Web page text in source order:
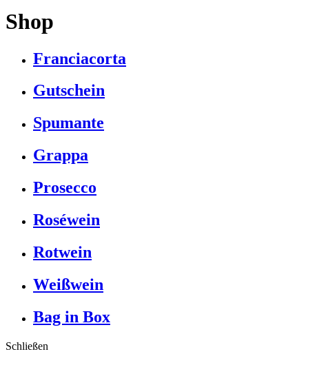
Shop
Franciacorta
Gutschein
Spumante
Grappa
Prosecco
Roséwein
Rotwein
Weißwein
Bag in Box
Schließen